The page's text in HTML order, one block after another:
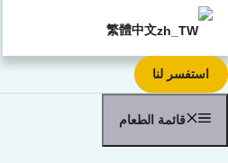
繁體中文
استفسر لنا
قائمة الطعام